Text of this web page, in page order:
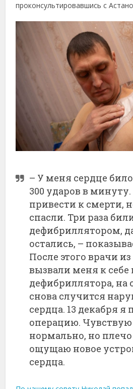
проконсультировавшись с
– У меня сердце
300 ударов в
привести к смерти,
спасли. Три раза
дефибриллятором,
остались, –
После этого врачи
вызвали меня к себе
дефибриллятора, на
снова случится
сердца. 13 декабря я
операцию. Чувствую
нормально, но плечо
ощущаю новое
сердца.